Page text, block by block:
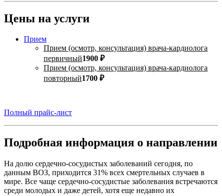
Цены на услуги
Прием
Прием (осмотр, консультация) врача-кардиолога
первичный1900 ₽
Прием (осмотр, консультация) врача-кардиолога
повторный1700 ₽
Полный прайс-лист
Подробная информация о направлении
На долю сердечно-сосудистых заболеваний сегодня, по
данным ВОЗ, приходится 31% всех смертельных случаев в
мире. Все чаще сердечно-сосудистые заболевания встречаются
среди молодых и даже детей, хотя еще недавно их